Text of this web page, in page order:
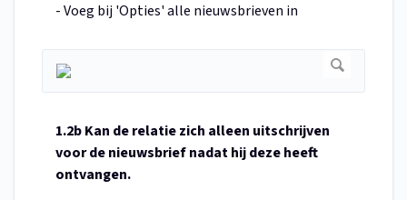
- Voeg bij 'Opties' alle nieuwsbrieven in
1.2b Kan de relatie zich alleen uitschrijven
voor de nieuwsbrief nadat hij deze heeft
ontvangen.